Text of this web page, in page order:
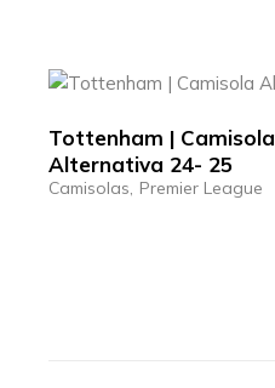
Tottenham | Camisola
Alternativa 24- 25
Camisolas Premier League